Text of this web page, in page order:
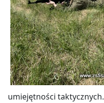
umiejętności taktycznych.